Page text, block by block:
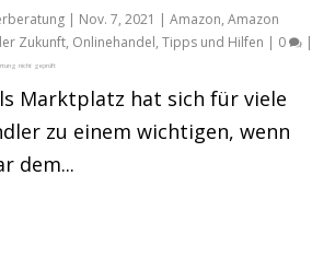
On...
| Nov. 7, 2021 | Amazon, Amazon
Zukunft, Onlinehandel, Tipps und Hilfen | 0 |
Marktplatz hat sich für viele
zu einem wichtigen, wenn
dem...